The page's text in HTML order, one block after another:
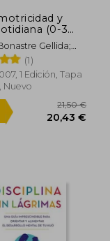
y
(0-3
020 (Didáctica
Gellida;
Fusté Aquilué
(1)
1 Edición, Tapa
Nuevo